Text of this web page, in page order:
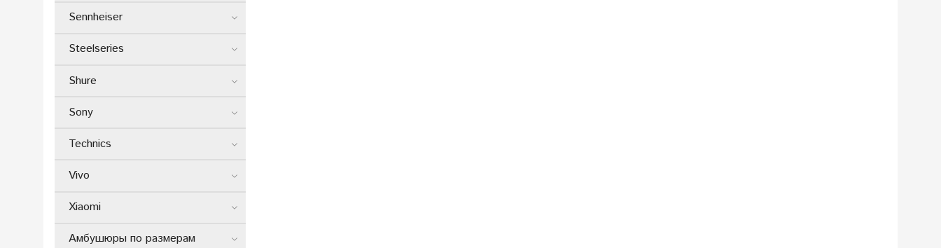
Sennheiser
Steelseries
Shure
Sony
Technics
Vivo
Xiaomi
Амбушюры по размерам